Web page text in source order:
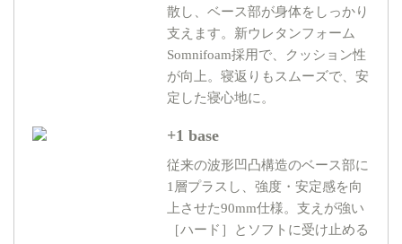
散し、ベース部が身体をしっかり
支えます。新ウレタンフォーム
Somnifoam採用で、クッション性
が向上。寝返りもスムーズで、安
定した寝心地に。
+1 base
従来の波形凹凸構造のベース部に
1層プラスし、強度・安定感を向
上させた90mm仕様。支えが強い
［ハード］とソフトに受け止める